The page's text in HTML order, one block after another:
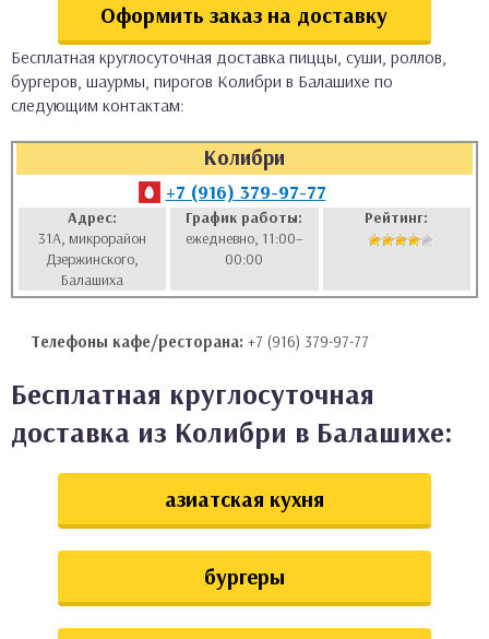
Оформить заказ на доставку
Бесплатная круглосуточная доставка пиццы, суши, роллов,
бургеров, шаурмы, пирогов Колибри в Балашихе по
следующим контактам:
Колибри
+7 (916) 379-97-77
Адрес:
31А, микрорайон
Дзержинского,
Балашиха
График работы:
ежедневно, 11:00–
00:00
Рейтинг:
Телефоны кафе/ресторана: +7 (916) 379-97-77
Бесплатная круглосуточная
доставка из Колибри в Балашихе:
азиатская кухня
бургеры